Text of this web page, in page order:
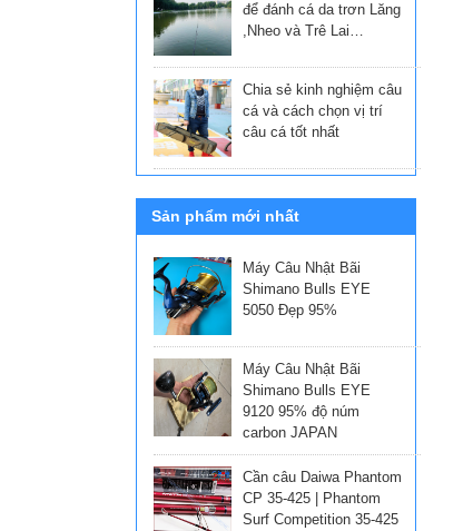
để đánh cá da trơn Lăng
,Nheo và Trê Lai…
Chia sẻ kinh nghiệm câu
cá và cách chọn vị trí
câu cá tốt nhất
Sản phẩm mới nhất
Máy Câu Nhật Bãi
Shimano Bulls EYE
5050 Đẹp 95%
Máy Câu Nhật Bãi
Shimano Bulls EYE
9120 95% độ núm
carbon JAPAN
Cần câu Daiwa Phantom
CP 35-425 | Phantom
Surf Competition 35-425